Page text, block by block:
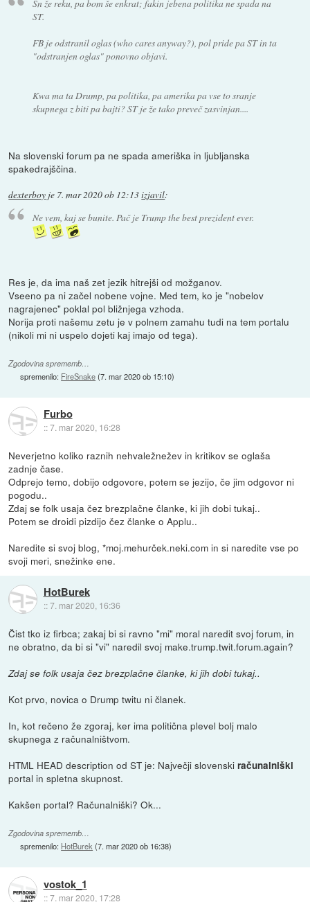
Sn že reku, pa bom še enkrat; fakin jebena politika ne spada na
ST.
FB je odstranil oglas (who cares anyway?), pol pride pa ST in ta
"odstranjen oglas" ponovno objavi.
Kwa ma ta Drump, pa politika, pa amerika pa vse to sranje
skupnega z biti pa bajti? ST je že tako preveč zasvinjan....
Na slovenski forum pa ne spada ameriška in ljubljanska
spakedrajščina.
dexterboy je 7. mar 2020 ob 12:13izjavil:
Ne vem, kaj se bunite. Pač je Trump the best prezident ever.
Res je, da ima naš zet jezik hitrejši od možganov.
Vseeno pa ni začel nobene vojne. Med tem, ko je "nobelov
nagrajenec" poklal pol bližnjega vzhoda.
Norija proti našemu zetu je v polnem zamahu tudi na tem portalu
(nikoli mi ni uspelo dojeti kaj imajo od tega).
Zgodovina sprememb…
spremenilo: FireSnake(7. mar 2020 ob 15:10)
Furbo
::7. mar 2020, 16:28
Neverjetno koliko raznih nehvaležnežev in kritikov se oglaša
zadnje čase.
Odprejo temo, dobijo odgovore, potem se jezijo, če jim odgovor ni
pogodu..
Zdaj se folk usaja čez brezplačne članke, ki jih dobi tukaj..
Potem se droidi pizdijo čez članke o Applu..
Naredite si svoj blog, *moj.mehurček.neki.com in si naredite vse po
svoji meri, snežinke ene.
HotBurek
::7. mar 2020, 16:36
Čist tko iz firbca; zakaj bi si ravno "mi" moral naredit svoj forum, in
ne obratno, da bi si "vi" naredil svoj make.trump.twit.forum.again?
Zdaj se folk usaja čez brezplačne članke, ki jih dobi tukaj..
Kot prvo, novica o Drump twitu ni članek.
In, kot rečeno že zgoraj, ker ima politična plevel bolj malo
skupnega z računalništvom.
HTML HEAD description od ST je: Največji slovenskiračunalniški
portal in spletna skupnost.
Kakšen portal? Računalniški? Ok...
Zgodovina sprememb…
spremenilo: HotBurek(7. mar 2020 ob 16:38)
vostok_1
::7. mar 2020, 17:28